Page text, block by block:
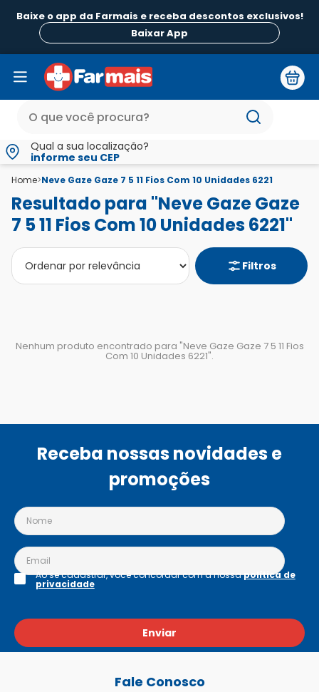
Baixe o app da Farmais e receba descontos exclusivos!
Baixar App
Qual a sua localização?
informe seu CEP
Home>Neve Gaze Gaze 7 5 11 Fios Com 10 Unidades 6221
Resultado para "Neve Gaze Gaze
7 5 11 Fios Com 10 Unidades 6221"
Filtros
Nenhum produto encontrado para "Neve Gaze Gaze 7 5 11 Fios
Com 10 Unidades 6221".
Receba nossas novidades e
promoções
Enviar
Ao se cadastrar, você concordar com a nossapolítica de
privacidade
Fale Conosco